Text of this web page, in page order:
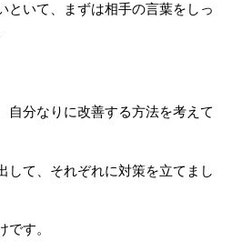
といて、まずは相手の言葉をしっ
自分なりに改善する方法を考えて
して、それぞれに対策を立てまし
です。